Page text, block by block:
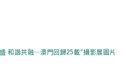
和諧共融─澳門回歸25載”攝影展圖片